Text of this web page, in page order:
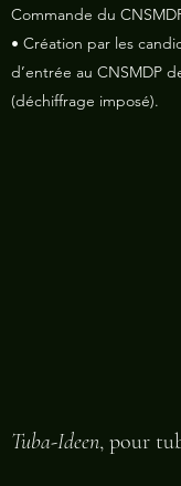
Commande du
• Création par les
d’entrée au CNSMDP
(déchiffrage imposé).
Tuba-Ideen, pour